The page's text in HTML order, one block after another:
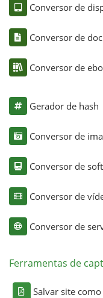
Conversor de
Conversor de
Conversor de
Gerador de hash
Conversor de
Conversor de
Conversor de
Conversor de
Ferramentas de
Salvar site como